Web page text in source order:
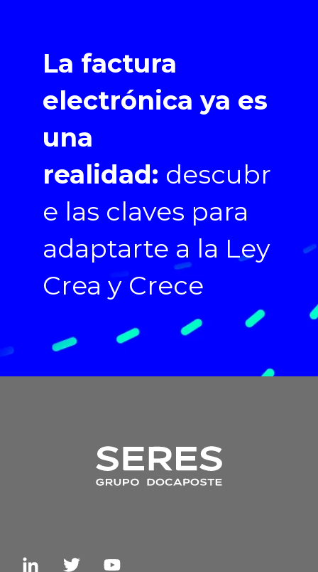
La factura
electrónica ya es
una
realidad: descubr
e las claves para
adaptarte a la Ley
Crea y Crece